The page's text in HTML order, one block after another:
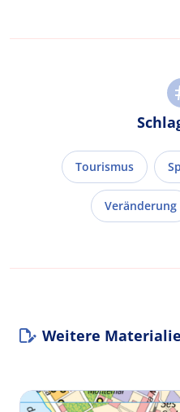
Tourismus
Veränderung
Weitere